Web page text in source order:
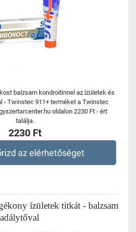
balzsam kondroitinnel az ízületek és
- Twinstec 911+ terméket a Twinstec
oldalon 2230 Ft - ért
találja.
2230 Ft
az elérhetőséget
ízületek titkát - balzsam
adálytőval